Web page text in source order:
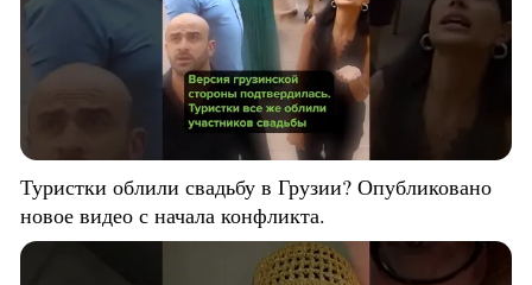
Туристки облили свадьбу в Грузии? Опубликовано
новое видео с начала конфликта.